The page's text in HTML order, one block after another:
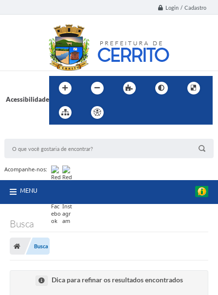
Login / Cadastro
Acessibilidade
Acompanhe-nos:
MENU
Busca
Busca
Dica para refinar os resultados encontrados